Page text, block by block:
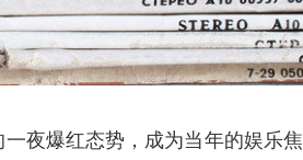
夜爆红态势，成为当年的娱乐焦